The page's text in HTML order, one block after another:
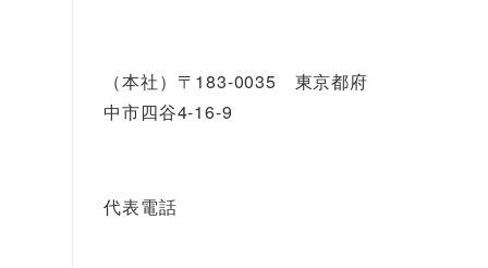
（本社）〒183-0035 東京都府
中市四谷4-16-9
代表電話